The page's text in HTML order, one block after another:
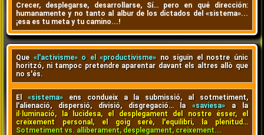
Crecer, desplegarse, desarrollarse, Sí… pero en qué dirección:
humanamente y no tanto al albur de los dictados del «sistema»...
¡esa es tu meta y tu camino...!
Que «l'activisme» o el «productivisme» no siguin el nostre únic
horitzó, ni tampoc pretendre aparentar davant els altres allò que
no s'és.
El «sistema»ens condueix a la submissió, al sotmetiment,
l'alienació, dispersió, divisió, disgregació… la«saviesa»a la
il·luminació, la lucidesa, el desplegament del nostre ésser, el
creixement personal, el goig serè, l'equilibri, la plenitud…
Sotmetiment vs. alliberament, desplegament, creixement...